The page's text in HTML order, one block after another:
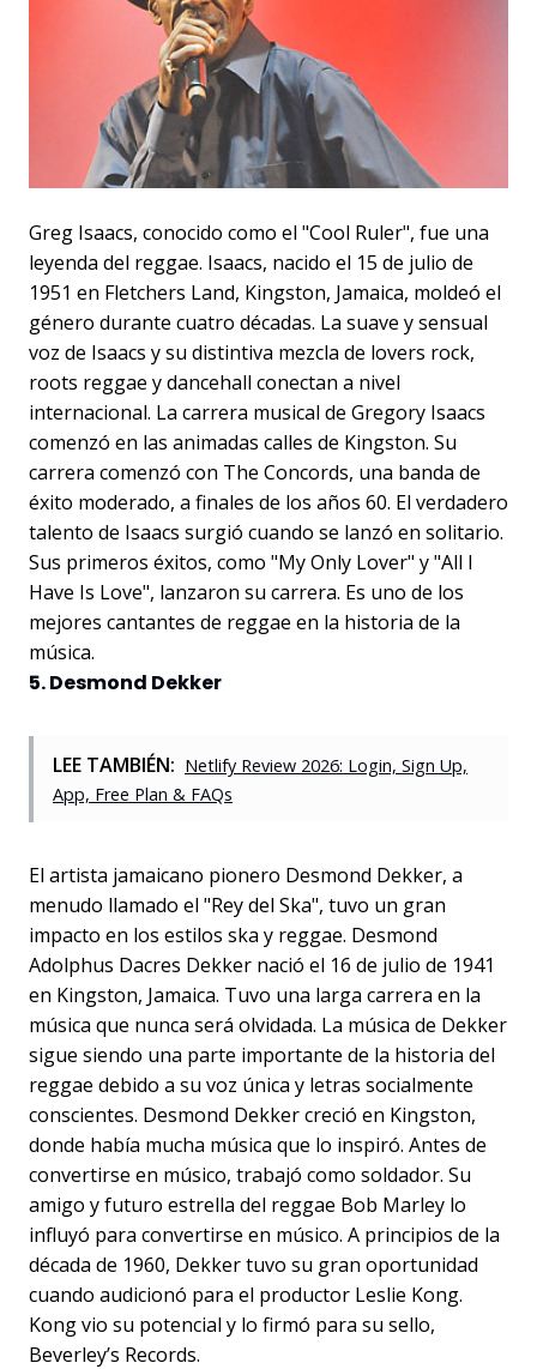
Greg Isaacs, conocido como el "Cool Ruler", fue una
leyenda del reggae. Isaacs, nacido el 15 de julio de
1951 en Fletchers Land, Kingston, Jamaica, moldeó el
género durante cuatro décadas. La suave y sensual
voz de Isaacs y su distintiva mezcla de lovers rock,
roots reggae y dancehall conectan a nivel
internacional. La carrera musical de Gregory Isaacs
comenzó en las animadas calles de Kingston. Su
carrera comenzó con The Concords, una banda de
éxito moderado, a finales de los años 60. El verdadero
talento de Isaacs surgió cuando se lanzó en solitario.
Sus primeros éxitos, como "My Only Lover" y "All I
Have Is Love", lanzaron su carrera. Es uno de los
mejores cantantes de reggae en la historia de la
música.
5. Desmond Dekker
LEE TAMBIÉN: Netlify Review 2026: Login, Sign Up,
App, Free Plan & FAQs
El artista jamaicano pionero Desmond Dekker, a
menudo llamado el "Rey del Ska", tuvo un gran
impacto en los estilos ska y reggae. Desmond
Adolphus Dacres Dekker nació el 16 de julio de 1941
en Kingston, Jamaica. Tuvo una larga carrera en la
música que nunca será olvidada. La música de Dekker
sigue siendo una parte importante de la historia del
reggae debido a su voz única y letras socialmente
conscientes. Desmond Dekker creció en Kingston,
donde había mucha música que lo inspiró. Antes de
convertirse en músico, trabajó como soldador. Su
amigo y futuro estrella del reggae Bob Marley lo
influyó para convertirse en músico. A principios de la
década de 1960, Dekker tuvo su gran oportunidad
cuando audicionó para el productor Leslie Kong.
Kong vio su potencial y lo firmó para su sello,
Beverley’s Records.